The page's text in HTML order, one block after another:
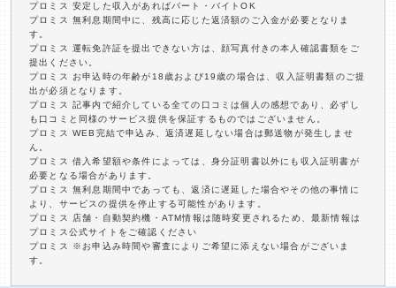
プロミス 安定した収入があればパート・バイトOK
プロミス 無利息期間中に、残高に応じた返済額のご入金が必要となりま
す。
プロミス 運転免許証を提出できない方は、顔写真付きの本人確認書類をご
提出ください。
プロミス お申込時の年齢が18歳および19歳の場合は、収入証明書類のご提
出が必須となります。
プロミス 記事内で紹介している全ての口コミは個人の感想であり、必ずし
も口コミと同様のサービス提供を保証するものではございません。
プロミス WEB完結で申込み、返済遅延しない場合は郵送物が発生しませ
ん。
プロミス 借入希望額や条件によっては、身分証明書以外にも収入証明書が
必要となる場合があります。
プロミス 無利息期間中であっても、返済に遅延した場合やその他の事情に
より、サービスの提供を停止する可能性があります。
プロミス 店舗・自動契約機・ATM情報は随時変更されるため、最新情報は
プロミス公式サイトをご確認ください
プロミス ※お申込み時間や審査によりご希望に添えない場合がございま
す。